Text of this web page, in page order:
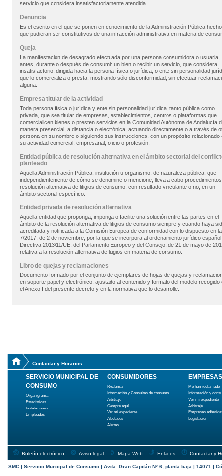
servicio que considera insatisfactoriamente atendida.
Denuncia
Es el escrito en el que se ponen en conocimiento de la Administración Pública
que pudieran ser constitutivos de una infracción administrativa en materia de
Queja
La manifestación de desagrado efectuada por una persona consumidora o usuaria,
antes, durante o después de consumir un bien o recibir un servicio, que considera
insatisfactorio, dirigida hacia la persona física o jurídica, o ente sin personalidad
que lo comercializa o presta, mostrando sólo disconformidad, sin efectuar
alguna.
Empresa titular de la actividad
Toda persona física o jurídica y ente sin personalidad jurídica, tanto pública como
privada, que sea titular de empresas, establecimientos, centros o plataformas que
comercialicen bienes o presten servicios en la Comunidad Autónoma de Andalucía
manera presencial, a distancia o electrónica, actuando directamente o a través de
persona en su nombre o siguiendo sus instrucciones, con un propósito relacionado
su actividad comercial, empresarial, oficio o profesión.
Entidad pública de resolución alternativa en el ámbito sectorial del
planteado
Aquella Administración Pública, institución u organismo, de naturaleza pública, que
independientemente de cómo se denomine o mencione, lleva a cabo
resolución alternativa de litigios de consumo, con resultado vinculante o no, en un
ámbito sectorial específico.
Entidad privada de resolución alternativa
Aquella entidad que proponga, imponga o facilite una solución entre las partes en el
ámbito de la resolución alternativa de litigios de consumo siempre y cuando haya
acreditada y notificada a la Comisión Europea de conformidad con lo dispuesto en
7/2017, de 2 de noviembre, por la que se incorpora al ordenamiento jurídico español
Directiva 2013/11/UE, del Parlamento Europeo y del Consejo, de 21 de mayo de
relativa a la resolución alternativa de litigios en materia de consumo.
Libro de quejas y reclamaciones
Documento formado por el conjunto de ejemplares de hojas de quejas y
en soporte papel y electrónico, ajustado al contenido y formato del modelo recogido
el Anexo I del presente decreto y en la normativa que lo desarrolle.
Contactar y Horarios
SERVICIO MUNICIPAL DE
CONSUMO
Organigrama
Estadísticas
Instalaciones
Empleados
CONSUMIDORES
Reclamar
Información y Consultas de consumo
Arbitraje
Compre aquí
Ver mi expediente
Afectados
Alertas
EMPRESAS
Me han reclamado
Información y
Ver mi expediente
Arbitraje
Empresas
Legislación
Boletín electrónico Aviso legal Mapa Web Enlaces Contactar y
SMC | Servicio Muncipal de Consumo | Avda. Gran Capitán Nº 6, planta baja | 14071 |